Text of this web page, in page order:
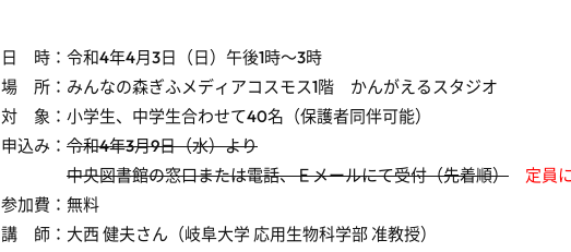
日 時：令和4年4月3日（日）午後1時～3時
場 所：みんなの森ぎふメディアコスモス1階 かんがえるスタジオ
対 象：小学生、中学生合わせて40名（保護者同伴可能）
申込み： 令和4年3月9日（水）より
中央図書館の窓口または電話、Ｅメールにて受付（先着順） 定員
参加費：無料
講 師：大西 健夫さん（岐阜大学 応用生物科学部 准教授）